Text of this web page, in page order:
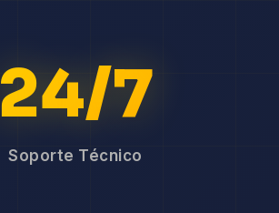
24/7
Soporte Técnico